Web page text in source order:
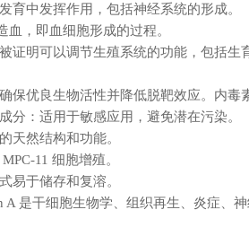
育中发挥作用，包括神经系统的形成。
血，即血细胞形成的过程。
证明可以调节生殖系统的功能，包括生
保优良生物活性并降低脱靶效应。内毒
分：适用于敏感应用，避免潜在污染。
天然结构和功能。
11 细胞增殖。
易于储存和复溶。
A 是干细胞生物学、组织再生、炎症、